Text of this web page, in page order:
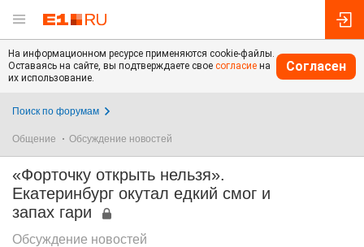
На информационном ресурсе применяются cookie-файлы.
Оставаясь на сайте, вы подтверждаете свое согласие на
их использование.
Согласен
Поиск по форумам
Общение Обсуждение новостей
«Форточку открыть нельзя».
Екатеринбург окутал едкий смог и
запах гари
Обсуждение новостей